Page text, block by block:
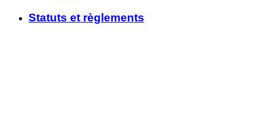
Statuts et règlements